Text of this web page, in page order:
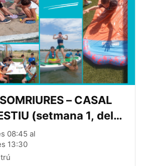
– CASAL
(setmana 1, del
de juliol, de 08:45 a
08:45 al
13:30